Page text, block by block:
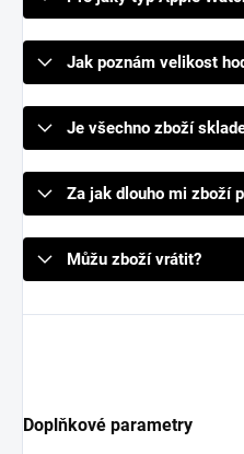
Jak poznám velikost
Je všechno zboží
Za jak dlouho mi zboží
Můžu zboží vrátit?
Doplňkové parametry